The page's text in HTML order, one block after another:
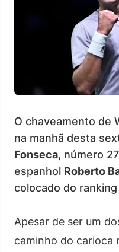
O chaveamento de
na manhã desta
Fonseca, número
espanhol Roberto
colocado do
Apesar de ser um
caminho do carioca